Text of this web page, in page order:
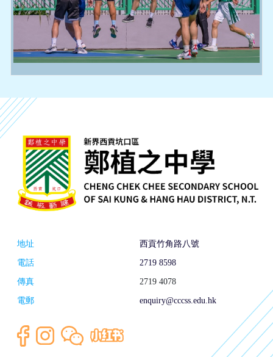
地址
西貢竹角路八號
電話
2719 8598
傳真
2719 4078
電郵
enquiry@cccss.edu.hk